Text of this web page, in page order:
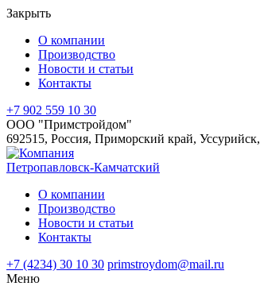
Закрыть
О компании
Производство
Новости и статьи
Контакты
+7 902 559 10 30
ООО "Примстройдом"
692515, Россия, Приморский край, Уссурийск,
Петропавловск-Камчатский
О компании
Производство
Новости и статьи
Контакты
+7 (4234) 30 10 30 primstroydom@mail.ru
Меню